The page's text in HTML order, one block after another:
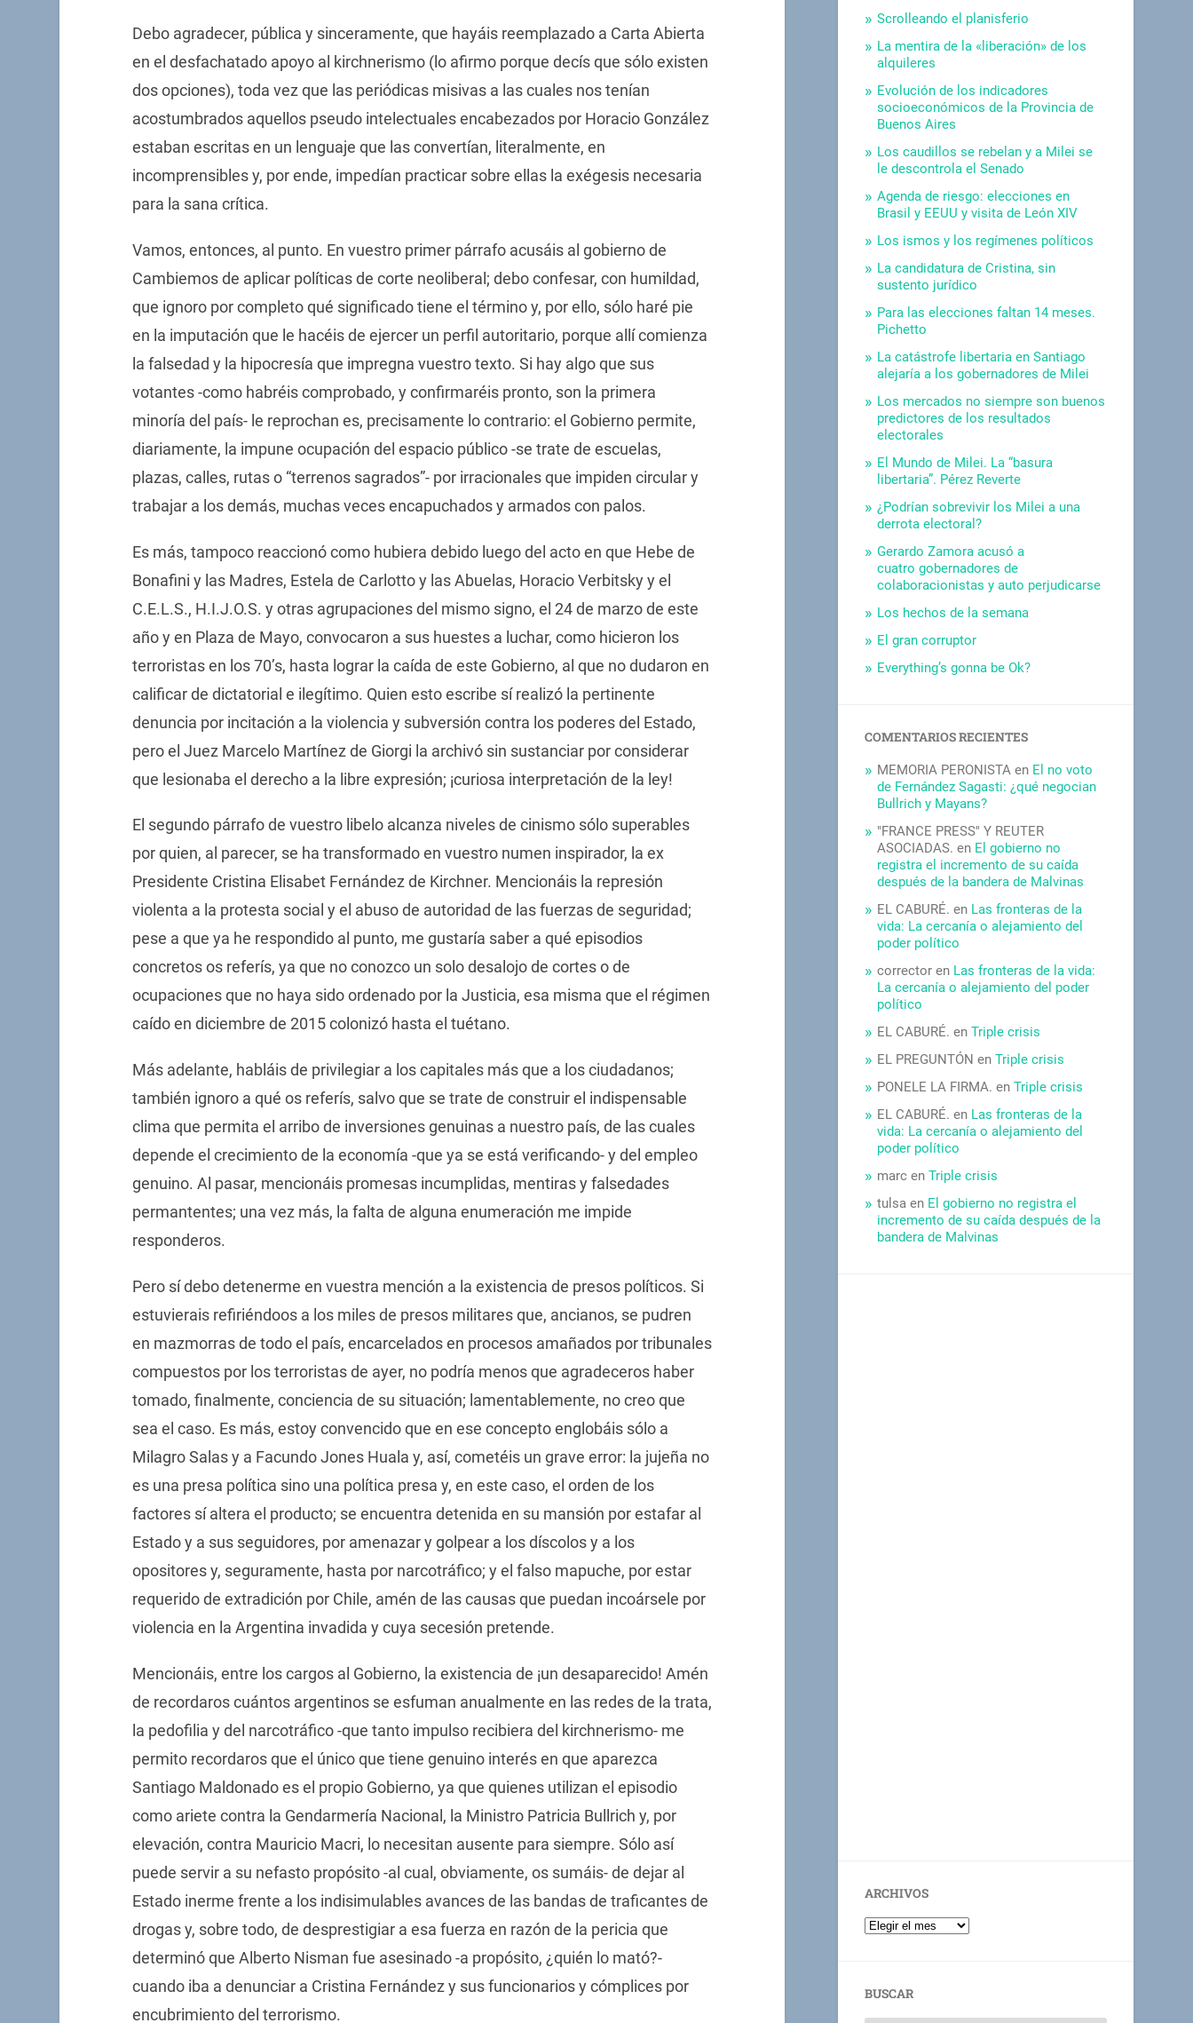
Debo agradecer, pública y sinceramente, que hayáis reemplazado a Carta Abierta
en el desfachatado apoyo al kirchnerismo (lo afirmo porque decís que sólo existen
dos opciones), toda vez que las periódicas misivas a las cuales nos tenían
acostumbrados aquellos pseudo intelectuales encabezados por Horacio González
estaban escritas en un lenguaje que las convertían, literalmente, en
incomprensibles y, por ende, impedían practicar sobre ellas la exégesis necesaria
para la sana crítica.
Vamos, entonces, al punto. En vuestro primer párrafo acusáis al gobierno de
Cambiemos de aplicar políticas de corte neoliberal; debo confesar, con humildad,
que ignoro por completo qué significado tiene el término y, por ello, sólo haré pie
en la imputación que le hacéis de ejercer un perfil autoritario, porque allí comienza
la falsedad y la hipocresía que impregna vuestro texto. Si hay algo que sus
votantes -como habréis comprobado, y confirmaréis pronto, son la primera
minoría del país- le reprochan es, precisamente lo contrario: el Gobierno permite,
diariamente, la impune ocupación del espacio público -se trate de escuelas,
plazas, calles, rutas o “terrenos sagrados”- por irracionales que impiden circular y
trabajar a los demás, muchas veces encapuchados y armados con palos.
Es más, tampoco reaccionó como hubiera debido luego del acto en que Hebe de
Bonafini y las Madres, Estela de Carlotto y las Abuelas, Horacio Verbitsky y el
C.E.L.S., H.I.J.O.S. y otras agrupaciones del mismo signo, el 24 de marzo de este
año y en Plaza de Mayo, convocaron a sus huestes a luchar, como hicieron los
terroristas en los 70’s, hasta lograr la caída de este Gobierno, al que no dudaron en
calificar de dictatorial e ilegítimo. Quien esto escribe sí realizó la pertinente
denuncia por incitación a la violencia y subversión contra los poderes del Estado,
pero el Juez Marcelo Martínez de Giorgi la archivó sin sustanciar por considerar
que lesionaba el derecho a la libre expresión; ¡curiosa interpretación de la ley!
El segundo párrafo de vuestro libelo alcanza niveles de cinismo sólo superables
por quien, al parecer, se ha transformado en vuestro numen inspirador, la ex
Presidente Cristina Elisabet Fernández de Kirchner. Mencionáis la represión
violenta a la protesta social y el abuso de autoridad de las fuerzas de seguridad;
pese a que ya he respondido al punto, me gustaría saber a qué episodios
concretos os referís, ya que no conozco un solo desalojo de cortes o de
ocupaciones que no haya sido ordenado por la Justicia, esa misma que el régimen
caído en diciembre de 2015 colonizó hasta el tuétano.
Más adelante, habláis de privilegiar a los capitales más que a los ciudadanos;
también ignoro a qué os referís, salvo que se trate de construir el indispensable
clima que permita el arribo de inversiones genuinas a nuestro país, de las cuales
depende el crecimiento de la economía -que ya se está verificando- y del empleo
genuino. Al pasar, mencionáis promesas incumplidas, mentiras y falsedades
permantentes; una vez más, la falta de alguna enumeración me impide
responderos.
Pero sí debo detenerme en vuestra mención a la existencia de presos políticos. Si
estuvierais refiriéndoos a los miles de presos militares que, ancianos, se pudren
en mazmorras de todo el país, encarcelados en procesos amañados por tribunales
compuestos por los terroristas de ayer, no podría menos que agradeceros haber
tomado, finalmente, conciencia de su situación; lamentablemente, no creo que
sea el caso. Es más, estoy convencido que en ese concepto englobáis sólo a
Milagro Salas y a Facundo Jones Huala y, así, cometéis un grave error: la jujeña no
es una presa política sino una política presa y, en este caso, el orden de los
factores sí altera el producto; se encuentra detenida en su mansión por estafar al
Estado y a sus seguidores, por amenazar y golpear a los díscolos y a los
opositores y, seguramente, hasta por narcotráfico; y el falso mapuche, por estar
requerido de extradición por Chile, amén de las causas que puedan incoársele por
violencia en la Argentina invadida y cuya secesión pretende.
Mencionáis, entre los cargos al Gobierno, la existencia de ¡un desaparecido! Amén
de recordaros cuántos argentinos se esfuman anualmente en las redes de la trata,
la pedofilia y del narcotráfico -que tanto impulso recibiera del kirchnerismo- me
permito recordaros que el único que tiene genuino interés en que aparezca
Santiago Maldonado es el propio Gobierno, ya que quienes utilizan el episodio
como ariete contra la Gendarmería Nacional, la Ministro Patricia Bullrich y, por
elevación, contra Mauricio Macri, lo necesitan ausente para siempre. Sólo así
puede servir a su nefasto propósito -al cual, obviamente, os sumáis- de dejar al
Estado inerme frente a los indisimulables avances de las bandas de traficantes de
drogas y, sobre todo, de desprestigiar a esa fuerza en razón de la pericia que
determinó que Alberto Nisman fue asesinado -a propósito, ¿quién lo mató?-
cuando iba a denunciar a Cristina Fernández y sus funcionarios y cómplices por
encubrimiento del terrorismo.
Scrolleando el planisferio
La mentira de la «liberación» de los
alquileres
Evolución de los indicadores
socioeconómicos de la Provincia de
Buenos Aires
Los caudillos se rebelan y a Milei se
le descontrola el Senado
Agenda de riesgo: elecciones en
Brasil y EEUU y visita de León XIV
Los ismos y los regímenes políticos
La candidatura de Cristina, sin
sustento jurídico
Para las elecciones faltan 14 meses.
Pichetto
La catástrofe libertaria en Santiago
alejaría a los gobernadores de Milei
Los mercados no siempre son buenos
predictores de los resultados
electorales
El Mundo de Milei. La “basura
libertaria”. Pérez Reverte
¿Podrían sobrevivir los Milei a una
derrota electoral?
Gerardo Zamora acusó a
cuatro gobernadores de
colaboracionistas y auto perjudicarse
Los hechos de la semana
El gran corruptor
Everything’s gonna be Ok?
COMENTARIOS RECIENTES
MEMORIA PERONISTA en El no voto
de Fernández Sagasti: ¿qué negocian
Bullrich y Mayans?
"FRANCE PRESS" Y REUTER
ASOCIADAS. en El gobierno no
registra el incremento de su caída
después de la bandera de Malvinas
EL CABURÉ. en Las fronteras de la
vida: La cercanía o alejamiento del
poder político
corrector en Las fronteras de la vida:
La cercanía o alejamiento del poder
político
EL CABURÉ. enTriple crisis
EL PREGUNTÓN enTriple crisis
PONELE LA FIRMA. enTriple crisis
EL CABURÉ. en Las fronteras de la
vida: La cercanía o alejamiento del
poder político
marc enTriple crisis
tulsa en El gobierno no registra el
incremento de su caída después de la
bandera de Malvinas
ARCHIVOS
BUSCAR